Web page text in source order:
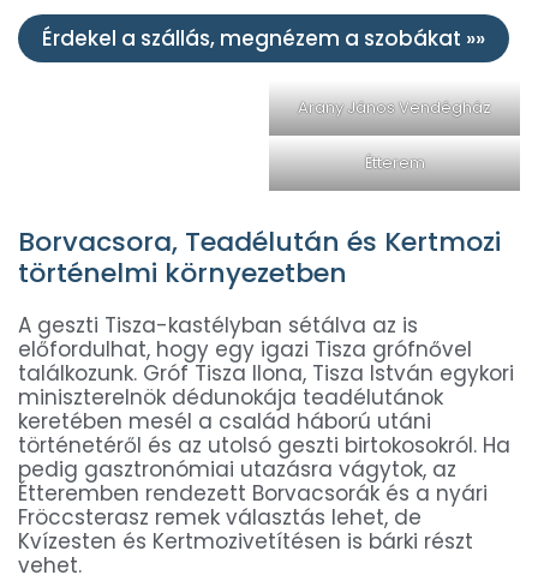
Érdekel a szállás, megnézem a szobákat »»
Arany János Vendégház
Étterem
Borvacsora, Teadélután és Kertmozi
történelmi környezetben
A geszti Tisza-kastélyban sétálva az is
előfordulhat, hogy egy igazi Tisza grófnővel
találkozunk. Gróf Tisza Ilona, Tisza István egykori
miniszterelnök dédunokája teadélutánok
keretében mesél a család háború utáni
történetéről és az utolsó geszti birtokosokról. Ha
pedig gasztronómiai utazásra vágytok, az
Étteremben rendezett Borvacsorák és a nyári
Fröccsterasz remek választás lehet, de
Kvízesten és Kertmozivetítésen is bárki részt
vehet.